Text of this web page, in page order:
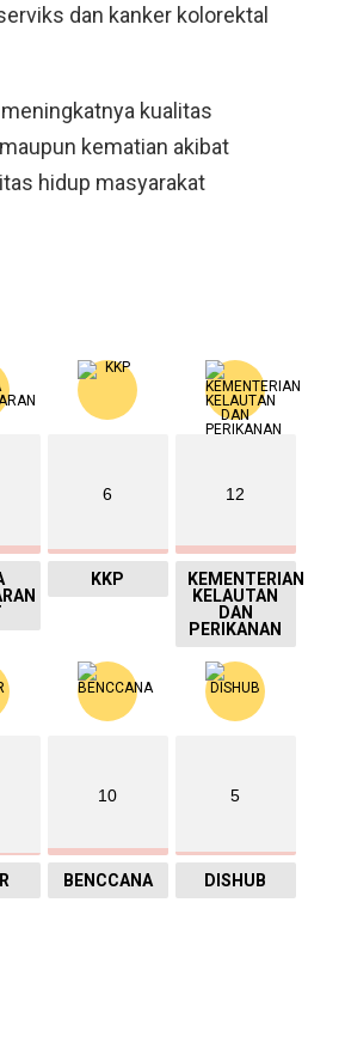
dan kanker kolorektal
kualitas
kematian akibat
hidup masyarakat
6
KKP
12
KEMENTERIAN
KELAUTAN
DAN
PERIKANAN
10
BENCCANA
5
DISHUB